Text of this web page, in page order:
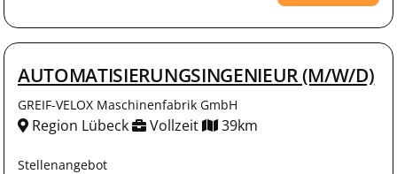
AUTOMATISIERUNGSINGENIEUR (M/W/D)
GREIF-VELOX Maschinenfabrik GmbH
Region Lübeck Vollzeit 39km
Stellenangebot